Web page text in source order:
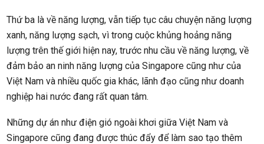
Thứ ba là về năng lượng, vẫn tiếp tục câu chuyện năng lượng
xanh, năng lượng sạch, vì trong cuộc khủng hoảng năng
lượng trên thế giới hiện nay, trước nhu cầu về năng lượng, về
đảm bảo an ninh năng lượng của Singapore cũng như của
Việt Nam và nhiều quốc gia khác, lãnh đạo cũng như doanh
nghiệp hai nước đang rất quan tâm.
Những dự án như điện gió ngoài khơi giữa Việt Nam và
Singapore cũng đang được thúc đẩy để làm sao tạo thêm